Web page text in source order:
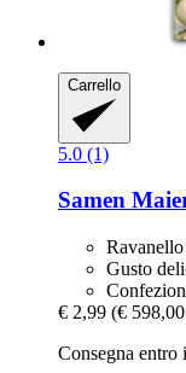
Carrello
5.0 (1)
Samen
Gusto
€ 2,99 (€
Consegna entro